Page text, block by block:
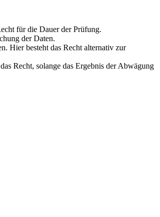
für die Dauer der Prüfung.
der Daten.
Hier besteht das Recht alternativ zur
Recht, solange das Ergebnis der Abwägung